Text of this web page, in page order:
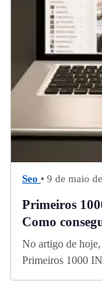
Seo • 9 de maio
Primeiros
Como
No artigo de
Primeiros 1000